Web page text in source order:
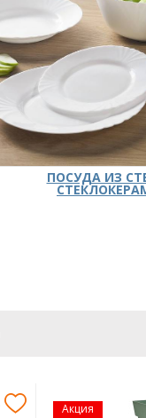
ПОСУДА ИЗ
Акция